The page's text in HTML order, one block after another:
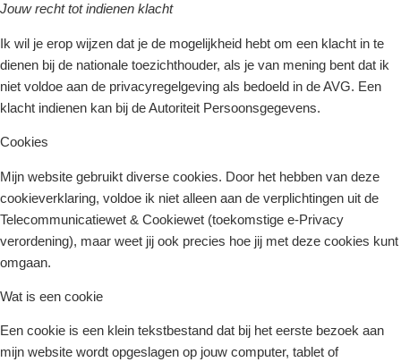
Jouw recht tot indienen klacht
Ik wil je erop wijzen dat je de mogelijkheid hebt om een klacht in te
dienen bij de nationale toezichthouder, als je van mening bent dat ik
niet voldoe aan de privacyregelgeving als bedoeld in de AVG. Een
klacht indienen kan bij de Autoriteit Persoonsgegevens.
Cookies
Mijn website gebruikt diverse cookies. Door het hebben van deze
cookieverklaring, voldoe ik niet alleen aan de verplichtingen uit de
Telecommunicatiewet & Cookiewet (toekomstige e-Privacy
verordening), maar weet jij ook precies hoe jij met deze cookies kunt
omgaan.
Wat is een cookie
Een cookie is een klein tekstbestand dat bij het eerste bezoek aan
mijn website wordt opgeslagen op jouw computer, tablet of